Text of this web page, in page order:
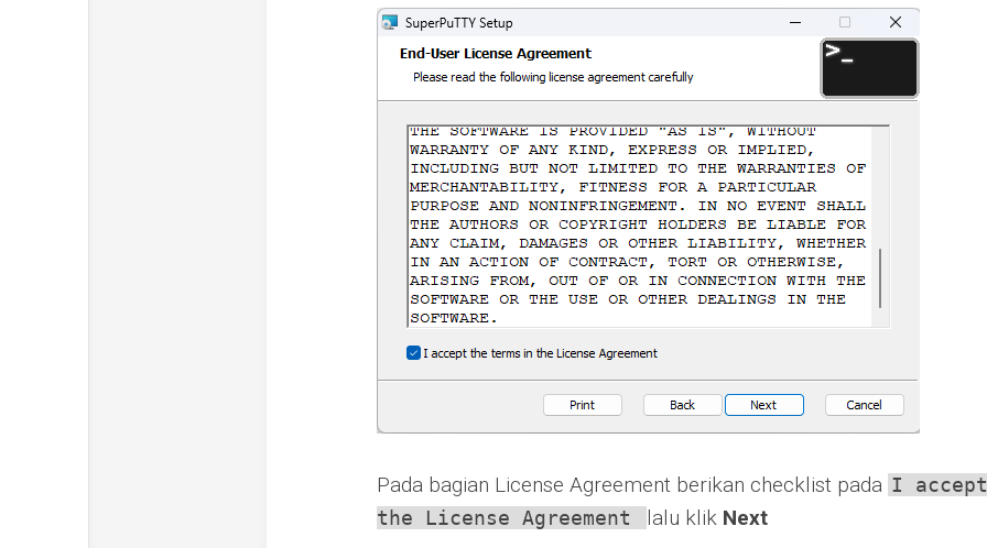
Pada bagian License Agreement berikan checklist pada I
the License Agreement
lalu klik Next